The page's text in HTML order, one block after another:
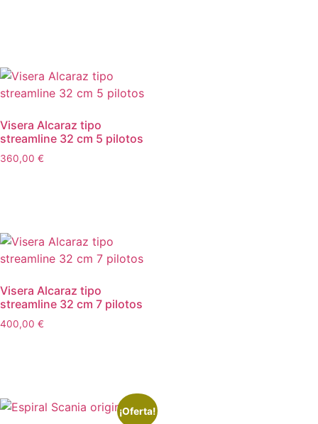
Visera Alcaraz tipo
streamline 32 cm 5 pilotos
360,00 €
Visera Alcaraz tipo
streamline 32 cm 7 pilotos
400,00 €
¡Oferta!